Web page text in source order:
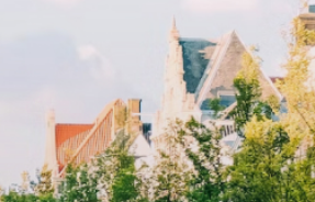
spaces.The building
solar panels to generate energy
supply. The windows have solar
control glazing, and the
have climate control driven by a
thermal energy storage system.
Underfloor heating and cooling